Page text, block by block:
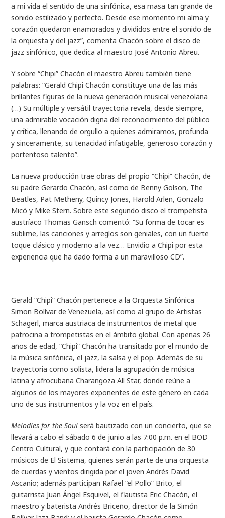
a mi vida el sentido de una sinfónica, esa masa tan grande de
sonido estilizado y perfecto. Desde ese momento mi alma y
corazón quedaron enamorados y divididos entre el sonido de
la orquesta y del jazz”, comenta Chacón sobre el disco de
jazz sinfónico, que dedica al maestro José Antonio Abreu.
Y sobre “Chipi” Chacón el maestro Abreu también tiene
palabras: “Gerald Chipi Chacón constituye una de las más
brillantes figuras de la nueva generación musical venezolana
(…) Su múltiple y versátil trayectoria revela, desde siempre,
una admirable vocación digna del reconocimiento del público
y crítica, llenando de orgullo a quienes admiramos, profunda
y sinceramente, su tenacidad infatigable, generoso corazón y
portentoso talento”.
La nueva producción trae obras del propio “Chipi” Chacón, de
su padre Gerardo Chacón, así como de Benny Golson, The
Beatles, Pat Metheny, Quincy Jones, Harold Arlen, Gonzalo
Micó y Mike Stern. Sobre este segundo disco el trompetista
austríaco Thomas Gansch comentó: “Su forma de tocar es
sublime, las canciones y arreglos son geniales, con un fuerte
toque clásico y moderno a la vez… Envidio a Chipi por esta
experiencia que ha dado forma a un maravilloso CD”.
Gerald “Chipi” Chacón pertenece a la Orquesta Sinfónica
Simon Bolívar de Venezuela, así como al grupo de Artistas
Schagerl, marca austriaca de instrumentos de metal que
patrocina a trompetistas en el ámbito global. Con apenas 26
años de edad, “Chipi” Chacón ha transitado por el mundo de
la música sinfónica, el jazz, la salsa y el pop. Además de su
trayectoria como solista, lidera la agrupación de música
latina y afrocubana Charangoza All Star, donde reúne a
algunos de los mayores exponentes de este género en cada
uno de sus instrumentos y la voz en el país.
Melodies for the Soul será bautizado con un concierto, que se
llevará a cabo el sábado 6 de junio a las 7:00 p.m. en el BOD
Centro Cultural, y que contará con la participación de 30
músicos de El Sistema, quienes serán parte de una orquesta
de cuerdas y vientos dirigida por el joven Andrés David
Ascanio; además participan Rafael “el Pollo” Brito, el
guitarrista Juan Ángel Esquivel, el flautista Eric Chacón, el
maestro y baterista Andrés Briceño, director de la Simón